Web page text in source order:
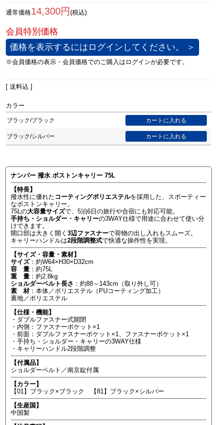
通常価格14,300円 (税込)
価格を表示するにはログインしてください。 ＞
[ 送料込 ]
カラー
ブラック/ブラック
ブラック/シルバー
ナンバー 撥水 ボストンキャリー 75L
【特長】
撥水性に優れた コーティングポリエステルを採用した、スポーティー
なボストンキャリー。
75Lの大容量サイズで、5泊6日の旅行や合宿にも対応可能。
手持ち・ショルダー・キャリーの3WAY仕様で用途に合わせて使い分
けできます。
開口部は大きく開く3辺ファスナーで荷物の出し入れもスムーズ。
キャリーハンドルは2段階調整式で快適な操作性を実現。
【サイズ・容量・素材】
サイズ：約W64×H30×D32cm
容 量 ：約75L
重 量 ：約2.8kg
ショルダーベルト長さ ：約88～143cm（取り外し可）
素 材：本体／ポリエステル（PUコーティング加工）
裏地／ポリエステル
【仕様・機能】
・ダブルファスナー式開閉
・内側：ファスナーポケット×1
・前面：ダブルファスナーポケット×1、ファスナーポケット×1
・手持ち・ショルダー・キャリーの3WAY仕様
・キャリーハンドル2段階調整
【付属品】
ショルダーベルト／南京錠付属
【カラー】
【01】ブラック×ブラック 【81】ブラック×シルバー
【生産国】
中国製